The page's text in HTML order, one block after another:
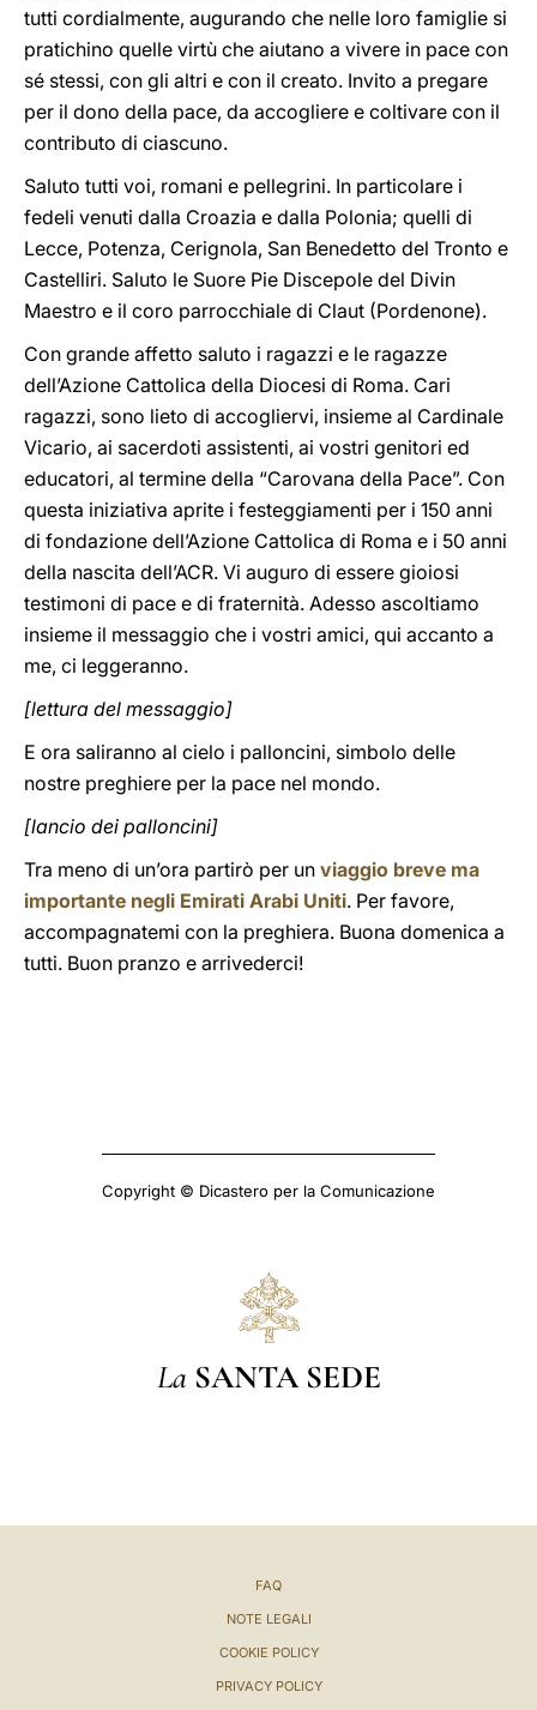
tutti cordialmente, augurando che nelle loro famiglie si
pratichino quelle virtù che aiutano a vivere in pace con
sé stessi, con gli altri e con il creato. Invito a pregare
per il dono della pace, da accogliere e coltivare con il
contributo di ciascuno.
Saluto tutti voi, romani e pellegrini. In particolare i
fedeli venuti dalla Croazia e dalla Polonia; quelli di
Lecce, Potenza, Cerignola, San Benedetto del Tronto e
Castelliri. Saluto le Suore Pie Discepole del Divin
Maestro e il coro parrocchiale di Claut (Pordenone).
Con grande affetto saluto i ragazzi e le ragazze
dell’Azione Cattolica della Diocesi di Roma. Cari
ragazzi, sono lieto di accogliervi, insieme al Cardinale
Vicario, ai sacerdoti assistenti, ai vostri genitori ed
educatori, al termine della “Carovana della Pace”. Con
questa iniziativa aprite i festeggiamenti per i 150 anni
di fondazione dell’Azione Cattolica di Roma e i 50 anni
della nascita dell’ACR. Vi auguro di essere gioiosi
testimoni di pace e di fraternità. Adesso ascoltiamo
insieme il messaggio che i vostri amici, qui accanto a
me, ci leggeranno.
[lettura del messaggio]
E ora saliranno al cielo i palloncini, simbolo delle
nostre preghiere per la pace nel mondo.
[lancio dei palloncini]
Tra meno di un’ora partirò per un viaggio breve ma
importante negli Emirati Arabi Uniti. Per favore,
accompagnatemi con la preghiera. Buona domenica a
tutti. Buon pranzo e arrivederci!
Copyright © Dicastero per la Comunicazione
La SANTA SEDE
FAQ
NOTE LEGALI
COOKIE POLICY
PRIVACY POLICY